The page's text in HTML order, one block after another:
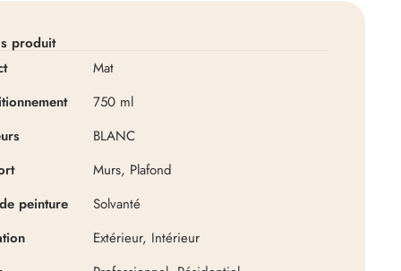
produit
Mat
750 ml
BLANC
Murs, Plafond
peinture
Solvanté
Extérieur, Intérieur